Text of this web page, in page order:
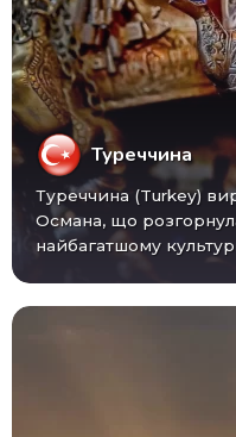
Туреччина
Туреччина (Turkey) виросла з колись грізної імперії
Османа, що
найбагатшому